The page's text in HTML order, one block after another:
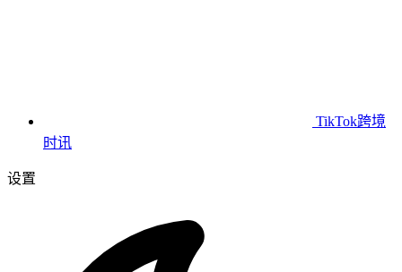
TikTok跨境
时讯
设置